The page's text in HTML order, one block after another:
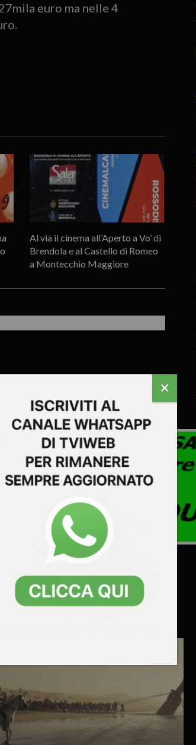
euro ma nelle 4
Al via il cinema all’Aperto a Vo’ di
Brendola e al Castello di Romeo
a Montecchio Maggiore
anche: